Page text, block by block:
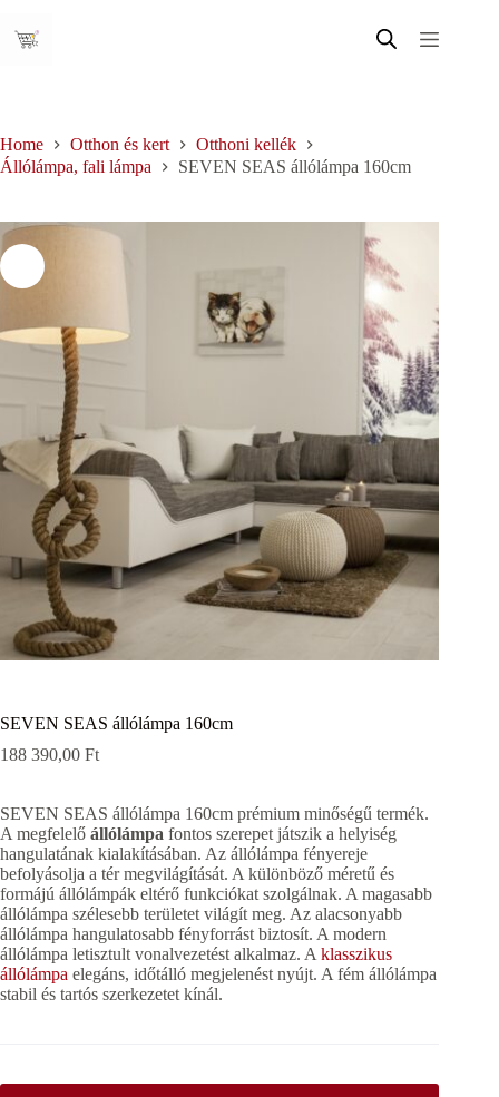
content
Home Otthon és kert
Otthoni kellék
Állólámpa, fali lámpa
SEVEN SEAS állólámpa 160cm
SEVEN SEAS állólámpa 160cm
188 390,00 Ft
SEVEN SEAS állólámpa 160cm prémium minőségű termék.
A megfelelő állólámpa fontos szerepet játszik a helyiség
hangulatának kialakításában. Az állólámpa fényereje
befolyásolja a tér megvilágítását. A különböző méretű és
formájú állólámpák eltérő funkciókat szolgálnak. A magasabb
állólámpa szélesebb területet világít meg. Az alacsonyabb
állólámpa hangulatosabb fényforrást biztosít. A modern
állólámpa letisztult vonalvezetést alkalmaz. A klasszikus
állólámpa elegáns, időtálló megjelenést nyújt. A fém állólámpa
stabil és tartós szerkezetet kínál.